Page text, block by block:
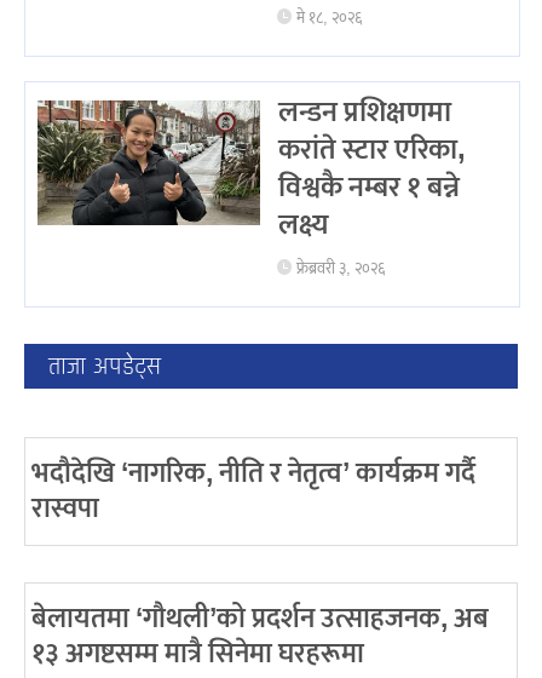
मे १८, २०२६
लन्डन प्रशिक्षणमा
करांते स्टार एरिका,
विश्वकै नम्बर १ बन्ने
लक्ष्य
फ्रेब्रवरी ३, २०२६
ताजा अपडेट्स
भदौदेखि ‘नागरिक, नीति र नेतृत्व’ कार्यक्रम गर्दै
रास्वपा
बेलायतमा ‘गौथली’को प्रदर्शन उत्साहजनक, अब
१३ अगष्टसम्म मात्रै सिनेमा घरहरूमा